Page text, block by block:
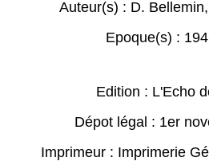
Auteur(s) : D. Bellemin,
Epoque(s) :
Edition : L'Echo
Dépot légal : 1er
Imprimeur : Imprimerie